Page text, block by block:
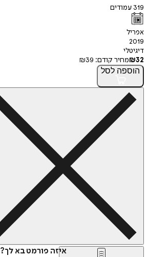
319 עמודים
אפריל
2019
דיגיטלי
₪32 מחיר קודם: ₪39
הוספה לסל
איזה פורמט בא לך?